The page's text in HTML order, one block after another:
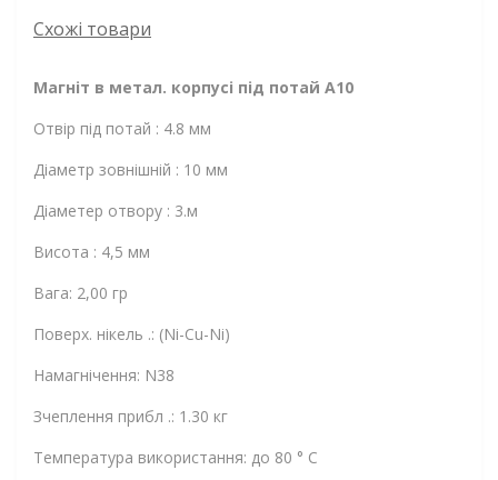
Схожі товари
Магніт в метал. корпусі під потай A10
Отвір під потай : 4.8 мм
Діаметр зовнішній : 10 мм
Діаметер отвору : 3.м
Висота : 4,5 мм
Вага: 2,00 гр
Поверх. нікель .: (Ni-Cu-Ni)
Намагнічення: N38
Зчеплення прибл .: 1.30 кг
Температура використання: до 80 ° C